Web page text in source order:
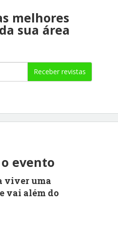
melhores
sua área
Receber revistas
evento
viver uma
vai além do